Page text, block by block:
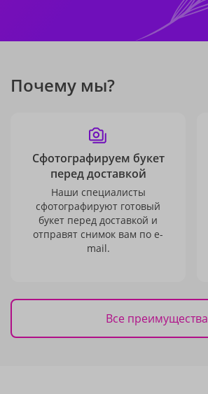
Почему мы?
Сфотографируем букет
перед доставкой
Наши специалисты
сфотографируют готовый
букет перед доставкой и
отправят снимок вам по e-
mail.
Все преимущества